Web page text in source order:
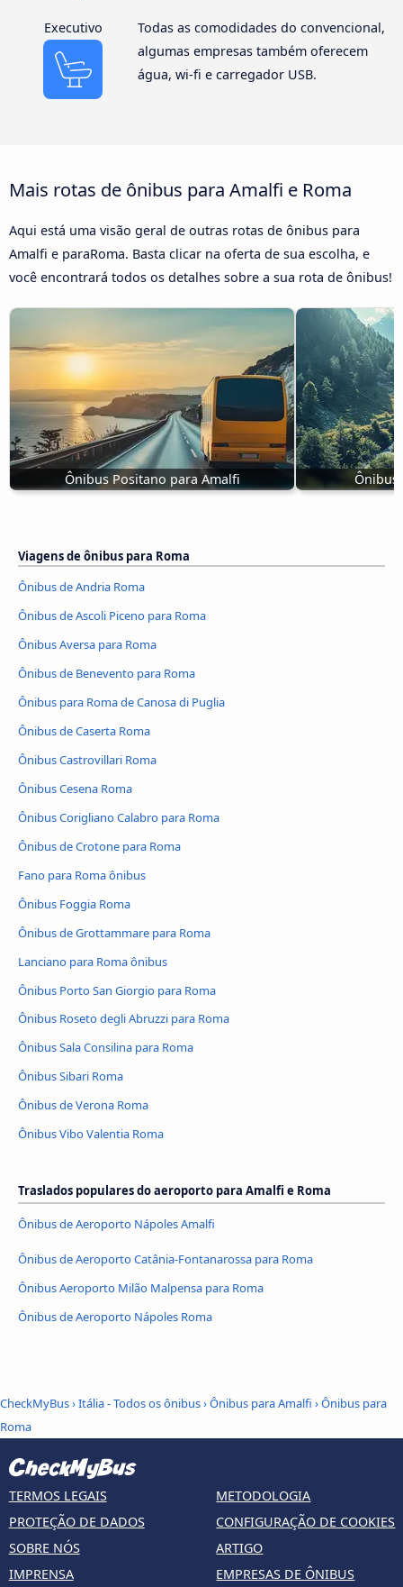
Executivo
Todas as comodidades do convencional,
algumas empresas também oferecem
água, wi-fi e carregador USB.
Mais rotas de ônibus para Amalfi e Roma
Aqui está uma visão geral de outras rotas de ônibus para
Amalfi e paraRoma. Basta clicar na oferta de sua escolha, e
você encontrará todos os detalhes sobre a sua rota de ônibus!
Ônibus Positano para Amalfi Ônibus
Viagens de ônibus para Roma
Ônibus de Andria Roma
Ônibus de Ascoli Piceno para Roma
Ônibus Aversa para Roma
Ônibus de Benevento para Roma
Ônibus para Roma de Canosa di Puglia
Ônibus de Caserta Roma
Ônibus Castrovillari Roma
Ônibus Cesena Roma
Ônibus Corigliano Calabro para Roma
Ônibus de Crotone para Roma
Fano para Roma ônibus
Ônibus Foggia Roma
Ônibus de Grottammare para Roma
Lanciano para Roma ônibus
Ônibus Porto San Giorgio para Roma
Ônibus Roseto degli Abruzzi para Roma
Ônibus Sala Consilina para Roma
Ônibus Sibari Roma
Ônibus de Verona Roma
Ônibus Vibo Valentia Roma
Traslados populares do aeroporto para Amalfi e Roma
Ônibus de Aeroporto Nápoles Amalfi
Ônibus de Aeroporto Catânia-Fontanarossa para Roma
Ônibus Aeroporto Milão Malpensa para Roma
Ônibus de Aeroporto Nápoles Roma
CheckMyBus›Itália - Todos os ônibus›Ônibus para Amalfi ›Ônibus para
Roma
TERMOS LEGAIS
PROTEÇÃO DE DADOS
SOBRE NÓS
IMPRENSA
METODOLOGIA
CONFIGURAÇÃO DE COOKIES
ARTIGO
EMPRESAS DE ÔNIBUS